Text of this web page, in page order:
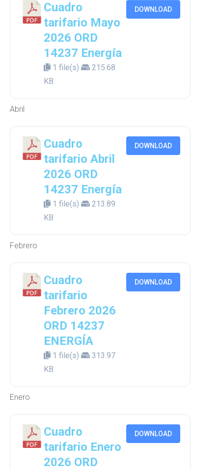
Cuadro
tarifario Mayo
2026 ORD
14237 Energía
1 file(s)
215.68
KB
DOWNLOAD
Abril
Cuadro
tarifario Abril
2026 ORD
14237 Energía
1 file(s)
213.89
KB
DOWNLOAD
Febrero
Cuadro
tarifario
Febrero 2026
ORD 14237
ENERGÍA
1 file(s)
313.97
KB
DOWNLOAD
Enero
Cuadro
tarifario Enero
2026 ORD
DOWNLOAD